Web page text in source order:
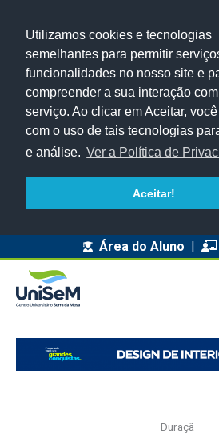
Utilizamos cookies e tecnologias
semelhantes para permitir
funcionalidades no nosso site e
compreender a sua interação
serviço. Ao clicar em Aceitar,
com o uso de tais tecnologias
e análise. Ver a Política de
Aceitar!
Área do Aluno |
Duraçã